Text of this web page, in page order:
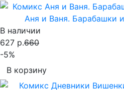
Аня и Ваня. Барабашки
В наличии
627 р.660
-5%
В корзину